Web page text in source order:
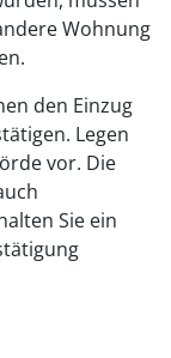
Wohnung
den Einzug
Legen
vor. Die
Sie ein